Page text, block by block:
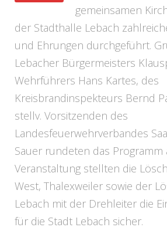
gemeinsamen
der Stadthalle Lebach
und Ehrungen durchgeführt.
Lebacher Bürgermeisters
Wehrführers Hans Kartes, des
Kreisbrandinspekteurs Bernd
stellv. Vorsitzenden des
Landesfeuerwehrverbandes
Sauer rundeten das Programm
Veranstaltung stellten die
West, Thalexweiler sowie der
Lebach mit der Drehleiter die
für die Stadt Lebach sicher.